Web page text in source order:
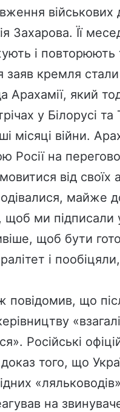
військових
Захарова. Її
і повторюють
заяв кремля
Арахамії, який
у Білорусі
місяці війни.
Росії на
від
майже
щоб ми підписали
щоб бути
і
повідомив, що
Російські
того, що
на